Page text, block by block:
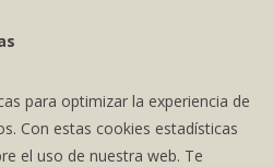
para optimizar la experiencia de
Con estas cookies estadísticas
el uso de nuestra web. Te